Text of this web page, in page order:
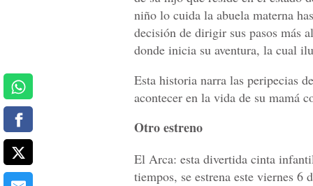
niño lo cuida la abuela materna
decisión de dirigir sus pasos más
donde inicia su aventura, la cual
Esta historia narra las peripecias
acontecer en la vida de su mamá
Otro estreno
El Arca: esta divertida cinta
tiempos, se estrena este viernes 6